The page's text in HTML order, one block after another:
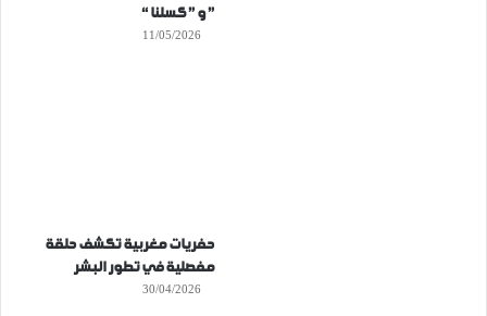
” و ” كسلنا “
11/05/2026
حفريات مغربية تكشف حلقة
مفصلية في تطور البشر
30/04/2026